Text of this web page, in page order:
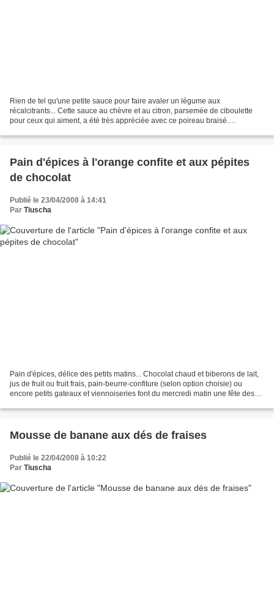
Rien de tel qu'une petite sauce pour faire avaler un légume aux
récalcitrants... Cette sauce au chèvre et au citron, parsemée de ciboulette
pour ceux qui aiment, a été très appréciée avec ce poireau braisé.
Pain d'épices à l'orange confite et aux pépites
de chocolat
Publié le 23/04/2008 à 14:41
Par Tiuscha
Pain d'épices, délice des petits matins... Chocolat chaud et biberons de lait,
jus de fruit ou fruit frais, pain-beurre-confiture (selon option choisie) ou
encore petits gateaux et viennoiseries font du mercredi matin une fête des
Mousse de banane aux dés de fraises
Publié le 22/04/2008 à 10:22
Par Tiuscha